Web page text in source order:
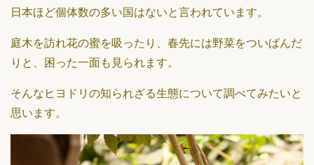
日本ほど個体数の多い国はないと言われています。
庭木を訪れ花の蜜を吸ったり、春先には野菜をついばんだ
りと、困った一面も見られます。
そんなヒヨドリの知られざる生態について調べてみたいと
思います。